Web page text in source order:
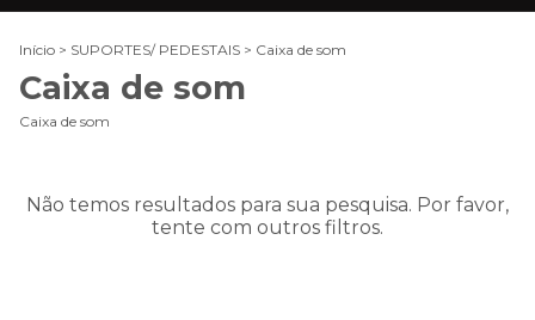
Início > SUPORTES/ PEDESTAIS > Caixa de som
Caixa de som
Caixa de som
Não temos resultados para sua pesquisa. Por favor,
tente com outros filtros.